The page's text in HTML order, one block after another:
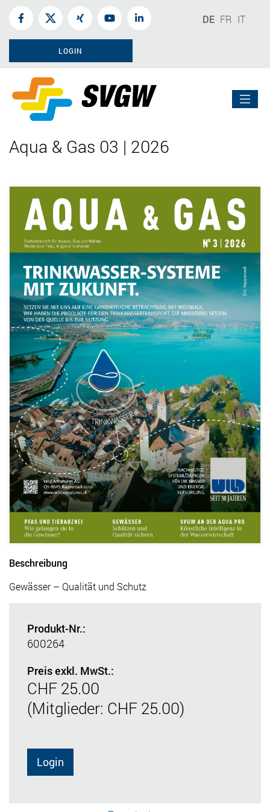
DE FR IT
LOGIN
Aqua & Gas 03 | 2026
Beschreibung
Gewässer – Qualität und Schutz
Produkt-Nr.:
600264
Preis exkl. MwSt.:
CHF 25.00
(Mitglieder: CHF 25.00)
Login